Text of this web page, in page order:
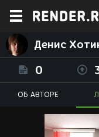
Денис
0
ОБ АВТОРЕ